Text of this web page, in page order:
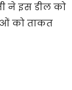
ने इस डील को
को ताकत